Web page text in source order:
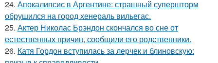
24. Апокалипсис в Аргентине: страшный супершторм
обрушился на город хенераль вильегас.
25. Актер Николас Брэндон скончался во сне от
естественных причин, сообщили его родственники.
26. Катя Гордон вступилась за лерчек и блиновскую: